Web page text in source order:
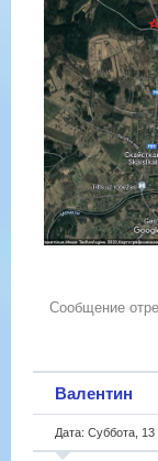
Сообщение
Валентин
Дата: Суббота,